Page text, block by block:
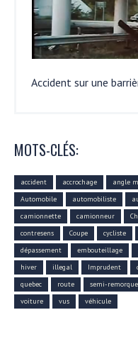
Accident sur une
MOTS-CLÉS:
accident accrochage angle
Automobile
automobiliste
camionnette
camionneur
contresens
Coupe cycliste
dépassement
embouteillage
hiver
illegal Imprudent
quebec
route semi-remorque
voiture
vus véhicule